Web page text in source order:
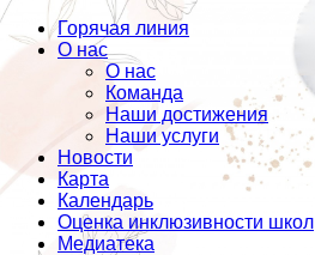
Горячая линия
О нас
О нас
Команда
Наши достижения
Наши услуги
Новости
Карта
Календарь
Оценка инклюзивности школ
Медиатека